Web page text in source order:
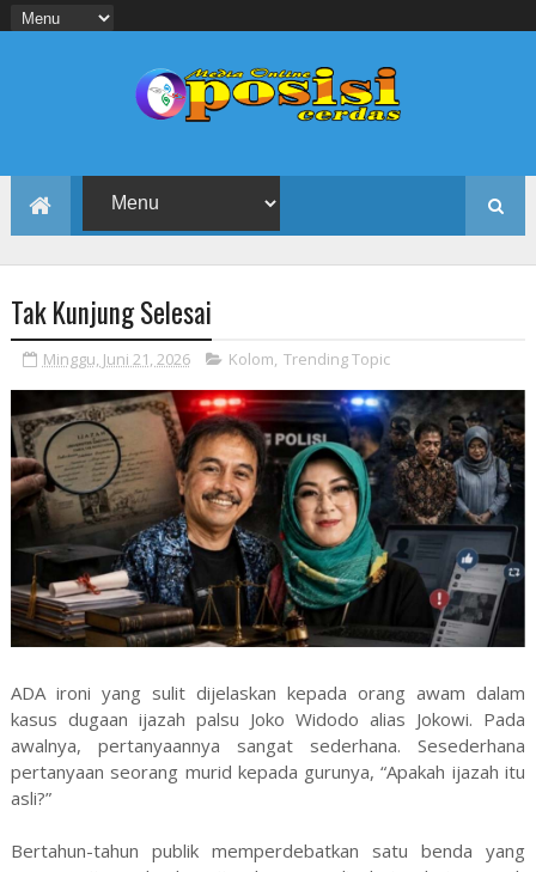
Tak Kunjung Selesai
Minggu, Juni 21, 2026 Kolom, Trending Topic
ADA ironi yang sulit dijelaskan kepada orang awam dalam
kasus dugaan ijazah palsu Joko Widodo alias Jokowi. Pada
awalnya, pertanyaannya sangat sederhana. Sesederhana
pertanyaan seorang murid kepada gurunya, “Apakah ijazah itu
asli?”
Bertahun-tahun publik memperdebatkan satu benda yang